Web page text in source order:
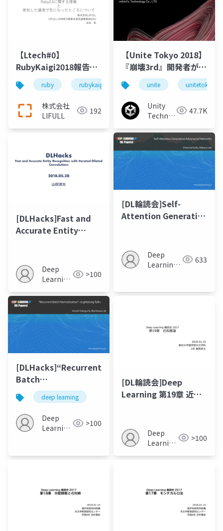
【Ltech#0】
RubyKaigi2018報告会
Ruby2.6に関する情報
と参加した講演で気に
なったところ
ruby rubykaigi 技術 lifull tech
株式会社
LIFULL
192
【Unite Tokyo 2018】
『崩壊3rd』開発者が語
るアニメ風レンダリン
グの極意
unite unitetokyo
Unity
Technologies47.7K
[DLHacks]Fast and
Accurate Entity
Convolutions
Deep
Learning
>100
[DL輪読会]Self-
Attention Generative
Deep
Learning
633
[DLHacks]“Recurrent
Batch
Normalization”<Lightening
Talk>
deep learning
Deep
Learning
>100
[DL輪読会]Deep
Learning 第19章 近似
Deep
Learning
>100